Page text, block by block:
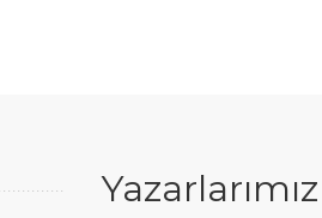
Yazarlarımız